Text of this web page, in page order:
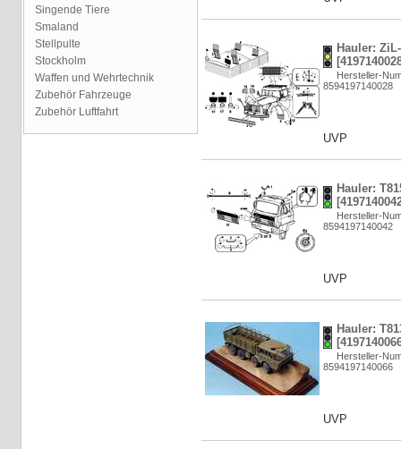
Singende Tiere
Smaland
Stellpulte
Stockholm
Waffen und Wehrtechnik
Zubehör Fahrzeuge
Zubehör Luftfahrt
Hauler:
Hersteller-
8594197140028
UVP
Hauler:
Hersteller-
8594197140042
UVP
Hauler:
Hersteller-
8594197140066
UVP